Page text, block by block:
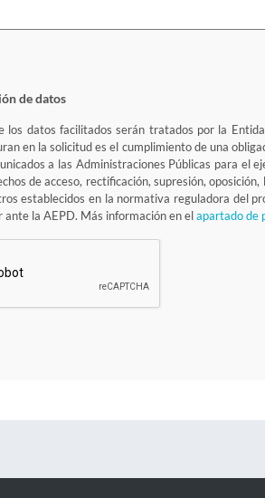
de datos
los datos facilitados serán tratados por la
en la solicitud es el cumplimiento de una
a las Administraciones Públicas para el
de acceso, rectificación, supresión,
establecidos en la normativa reguladora del
ante la AEPD. Más información en elapartado de